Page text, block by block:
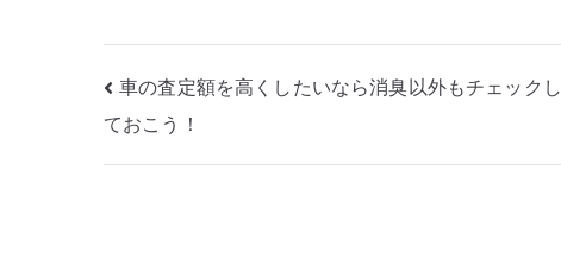
投
稿
車の査定額を高くしたいなら消臭以外もチェックし
ておこう！